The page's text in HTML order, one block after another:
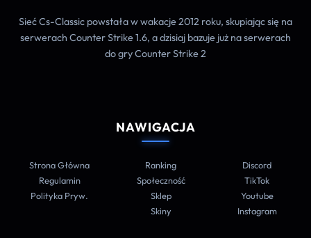
Sieć Cs-Classic powstała w wakacje 2012 roku, skupiając się na
serwerach Counter Strike 1.6, a dzisiaj bazuje już na serwerach
do gry Counter Strike 2
NAWIGACJA
Strona Główna
Regulamin
Polityka Pryw.
Ranking
Społeczność
Sklep
Skiny
Discord
TikTok
Youtube
Instagram